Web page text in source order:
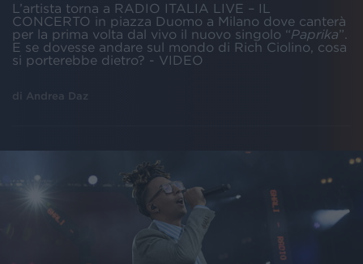
L’artista torna a RADIO ITALIA LIVE – IL
CONCERTO in piazza Duomo a Milano dove canterà
per la prima volta dal vivo il nuovo singolo “Paprika”.
E se dovesse andare sul mondo di Rich Ciolino, cosa
si porterebbe dietro? - VIDEO
di Andrea Daz